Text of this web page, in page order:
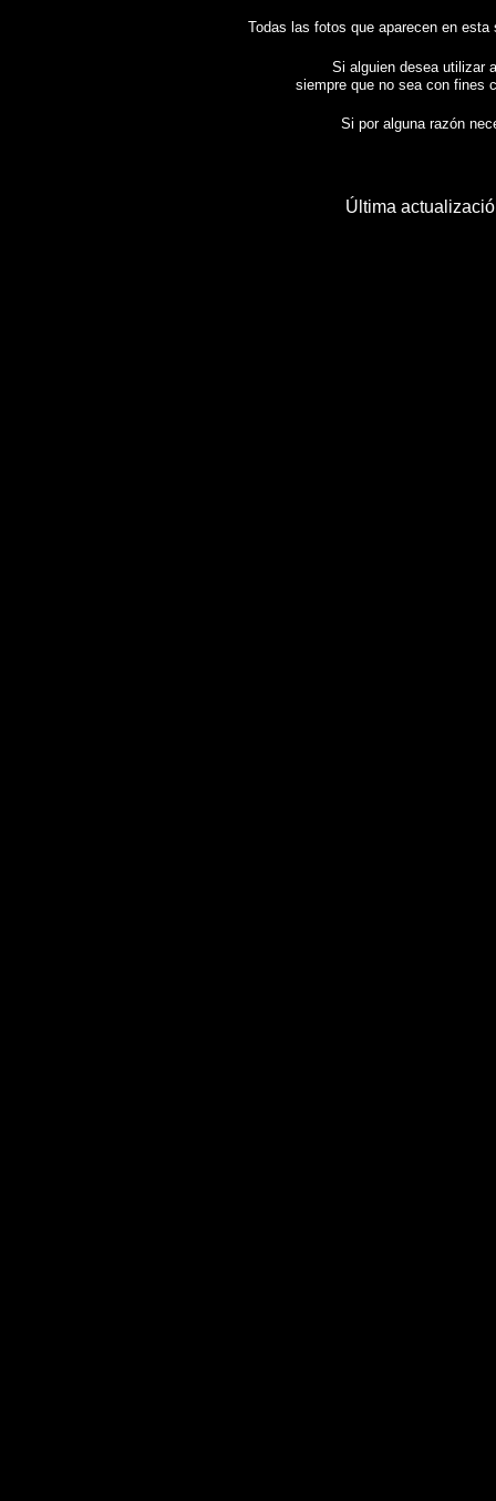
Todas las fotos que aparecen en esta
Si alguien desea utilizar
siempre que no sea con fines
Si por alguna razón
Última